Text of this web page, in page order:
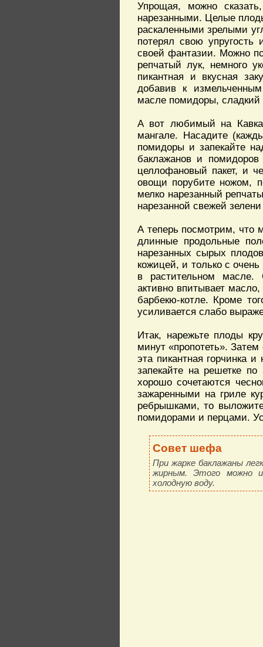
Упрощая, можно
нарезанными. Целые
раскаленными зрелыми
потерял свою
своей фантазии. Можно
репчатый лук, немного
пикантная и вкусная
добавив к
масле помидоры, сладкий
А вот любимый на
мангале. Насадите
помидоры и запекайте
баклажанов и
целлофановый пакет, и
овощи порубите ножом,
мелко нарезанный
нарезанной свежей
А теперь посмотрим, что
длинные продольные
нарезанных сырых
кожицей, и только с
в растительном масле.
активно впитывает
барбекю-котле. Кроме
усиливается слабо
Итак, нарежьте плоды
минут «пропотеть».
эта пикантная горчинка
запекайте на решетке
хорошо сочетаются
зажаренными на гриле
ребрышками, то
помидорами и перцами.
Совет шефа
При жарке баклажаны
жирным. Этого можно
холодную воду.